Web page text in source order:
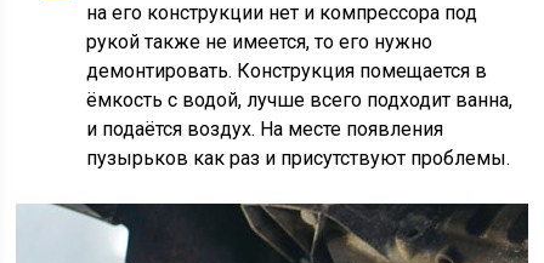
на его конструкции нет и компрессора под
рукой также не имеется, то его нужно
демонтировать. Конструкция помещается в
ёмкость с водой, лучше всего подходит ванна,
и подаётся воздух. На месте появления
пузырьков как раз и присутствуют проблемы.